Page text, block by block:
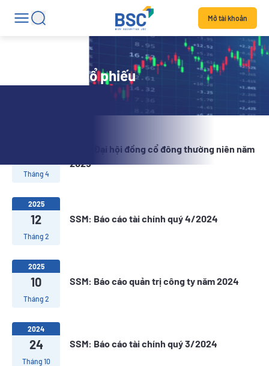
Mở tài khoản
Tin tức mã cổ phiếu
Tháng 4
SSM: Đại hội đồng cổ đông thường niên năm
2025
2025
12
Tháng 2
SSM: Báo cáo tài chính quý 4/2024
2025
10
Tháng 2
SSM: Báo cáo quản trị công ty năm 2024
2024
24
Tháng 10
SSM: Báo cáo tài chính quý 3/2024